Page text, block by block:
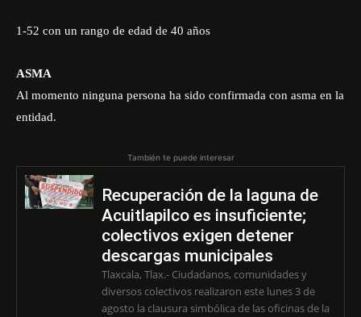
1-52 con un rango de edad de 40 años
ASMA
Al momento ninguna persona ha sido confirmada con asma en la
entidad.
También te puede interesar
Recuperación de la laguna de
Acuitlapilco es insuficiente;
colectivos exigen detener
descargas municipales
Tlaxcala, Tlax.- Ciudadanos, comunidades y
diversos colectivos realizaron este lunes 3 de
agosto la clausura simbólica de las oficinas de la